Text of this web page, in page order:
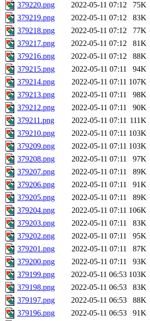
379220.png 2022-05-11 07:12
75K
379219.png
2022-05-11 07:12
83K
379218.png
2022-05-11 07:12
77K
379217.png
2022-05-11 07:12
81K
379216.png
2022-05-11 07:12
88K
379215.png
2022-05-11 07:11
94K
379214.png
2022-05-11 07:11 107K
379213.png
2022-05-11 07:11
98K
379212.png
2022-05-11 07:11
90K
379211.png
2022-05-11 07:11 111K
379210.png
2022-05-11 07:11 103K
379209.png
2022-05-11 07:11 103K
379208.png
2022-05-11 07:11
97K
379207.png
2022-05-11 07:11
89K
379206.png
2022-05-11 07:11
91K
379205.png
2022-05-11 07:11
89K
379204.png
2022-05-11 07:11 106K
379203.png
2022-05-11 07:11
83K
379202.png
2022-05-11 07:11
95K
379201.png
2022-05-11 07:11
87K
379200.png
2022-05-11 07:11
93K
379199.png
2022-05-11 06:53 103K
379198.png
2022-05-11 06:53
83K
379197.png
2022-05-11 06:53
88K
379196.png
2022-05-11 06:53
91K